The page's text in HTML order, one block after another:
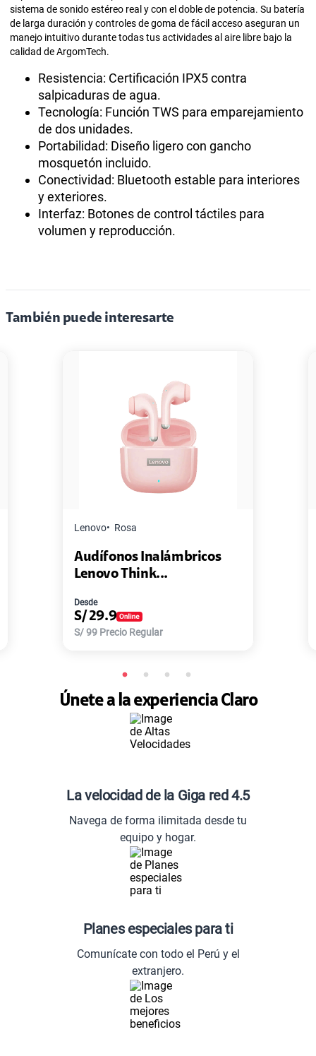
sistema de sonido estéreo real y con el doble de potencia. Su batería
de larga duración y controles de goma de fácil acceso aseguran un
manejo intuitivo durante todas tus actividades al aire libre bajo la
calidad de ArgomTech.
Resistencia: Certificación IPX5 contra
salpicaduras de agua.
Tecnología: Función TWS para emparejamiento
de dos unidades.
Portabilidad: Diseño ligero con gancho
mosquetón incluido.
Conectividad: Bluetooth estable para interiores
y exteriores.
Interfaz: Botones de control táctiles para
volumen y reproducción.
También puede interesarte
Pack de 2 Power
Únete a la experiencia Claro
La velocidad de la Giga red 4.5
Navega de forma ilimitada desde tu
equipo y hogar.
Planes especiales para ti
Comunícate con todo el Perú y el
extranjero.